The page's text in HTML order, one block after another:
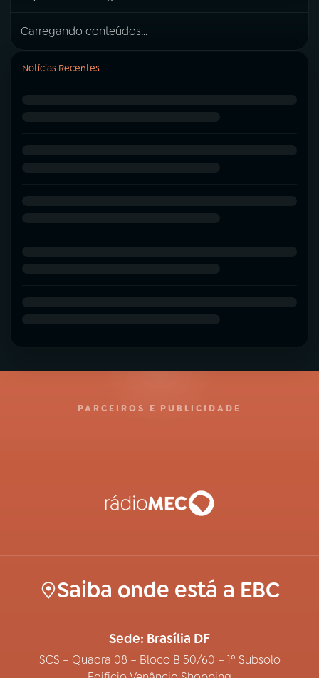
Carregando conteúdos...
Notícias Recentes
PARCEIROS E PUBLICIDADE
Saiba onde está a EBC
Sede: Brasília DF
SCS – Quadra 08 – Bloco B 50/60 – 1º Subsolo